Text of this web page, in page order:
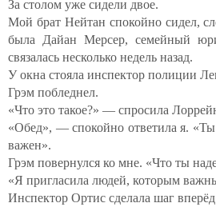
За столом уже сидели двое.
Мой брат Нейтан спокойно сидел,
была Дайан Мерсер, семейный
связалась несколько недель назад.
У окна стояла инспектор полиции
Грэм побледнел.
«Что это такое?» — спросила
«Обед», — спокойно ответила я. «Ты
важен».
Грэм повернулся ко мне. «Что ты
«Я пригласила людей, которым
Инспектор Ортис сделала шаг